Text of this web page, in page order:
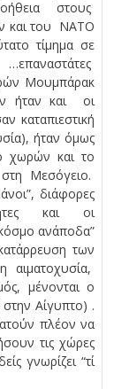
στους
και του ΝΑΤΟ
τίμημα σε
Μουμπάρακ
ήταν και οι
καταπιεστική
ήταν όμως
χωρών και το
Μεσόγειο.
διάφορες
και οι
ανάποδα”
των
μένονται ο
Αίγυπτο) .
πλέον να
τις χώρες
γνωρίζει “τί